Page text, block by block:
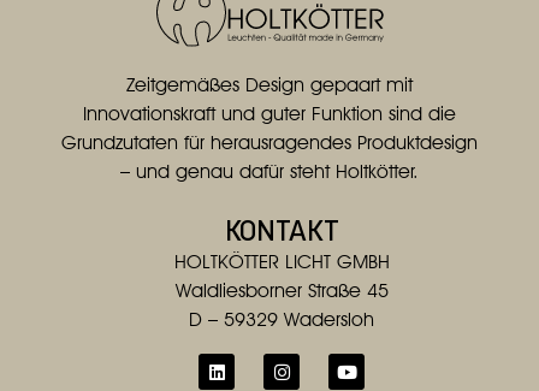
Zeitgemäßes Design gepaart mit
Innovationskraft und guter Funktion sind die
Grundzutaten für herausragendes Produktdesign
– und genau dafür steht Holtkötter.
KONTAKT
HOLTKÖTTER LICHT GMBH
Waldliesborner Straße 45
D – 59329 Wadersloh